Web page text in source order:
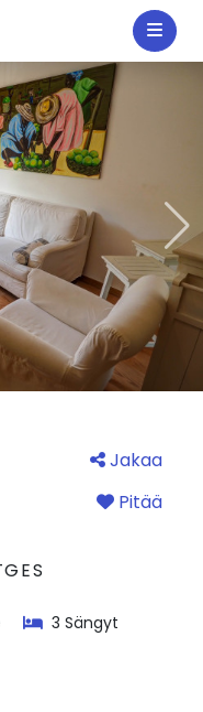
Jakaa
Pitää
3 Sängyt